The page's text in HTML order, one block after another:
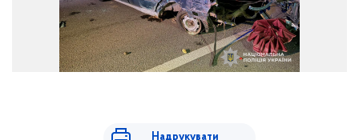
Надрукувати